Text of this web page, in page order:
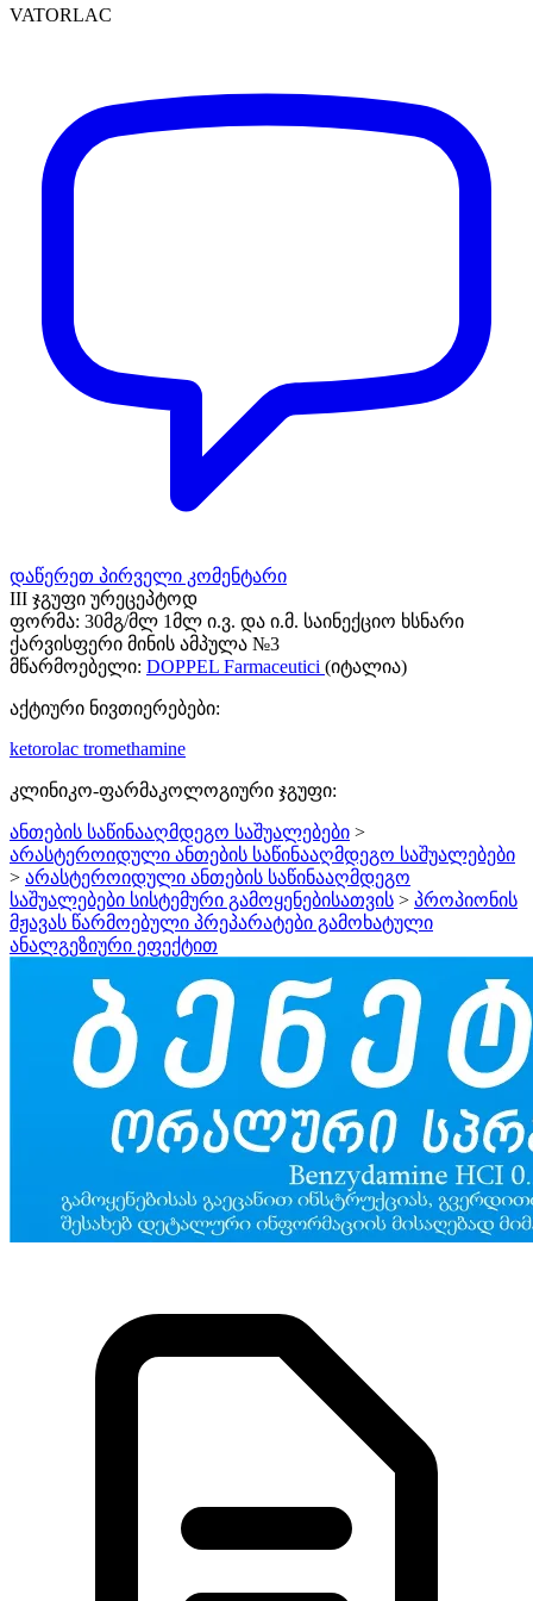
VATORLAC
დაწერეთ პირველი კომენტარი
III ჯგუფი ურეცეპტოდ
ფორმა: 30მგ/მლ 1მლ ი.ვ. და ი.მ. საინექციო ხსნარი
ქარვისფერი მინის ამპულა №3
მწარმოებელი: DOPPEL Farmaceutici (იტალია)
აქტიური ნივთიერებები:
ketorolac tromethamine
კლინიკო-ფარმაკოლოგიური ჯგუფი:
ანთების საწინააღმდეგო საშუალებები >
არასტეროიდული ანთების საწინააღმდეგო საშუალებები
> არასტეროიდული ანთების საწინააღმდეგო
საშუალებები სისტემური გამოყენებისათვის > პროპიონის
მჟავას წარმოებული პრეპარატები გამოხატული
ანალგეზიური ეფექტით